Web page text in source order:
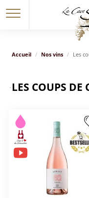
Accueil Nos vins Les
LES COUPS